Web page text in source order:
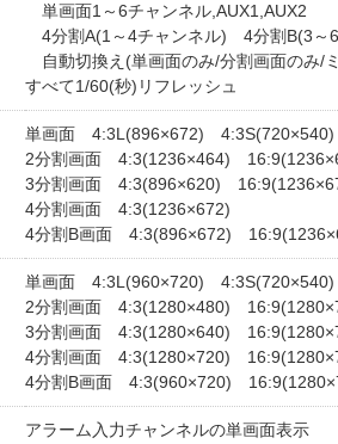
単画面1～6チャンネル,AUX1,AUX2
4分割A(1～4チャンネル) 4分割B(3～
自動切換え(単画面のみ/分割画面のみ/
すべて1/60(秒)リフレッシュ
単画面 4:3L(896×672)
2分割画面 4:3(1236×464)
3分割画面 4:3(896×620)
4分割画面 4:3(1236×672)
4分割B画面 4:3(896×672)
単画面 4:3L(960×720)
2分割画面 4:3(1280×480)
3分割画面 4:3(1280×640)
4分割画面 4:3(1280×720)
4分割B画面 4:3(960×720)
アラーム入力チャンネルの単画面表示